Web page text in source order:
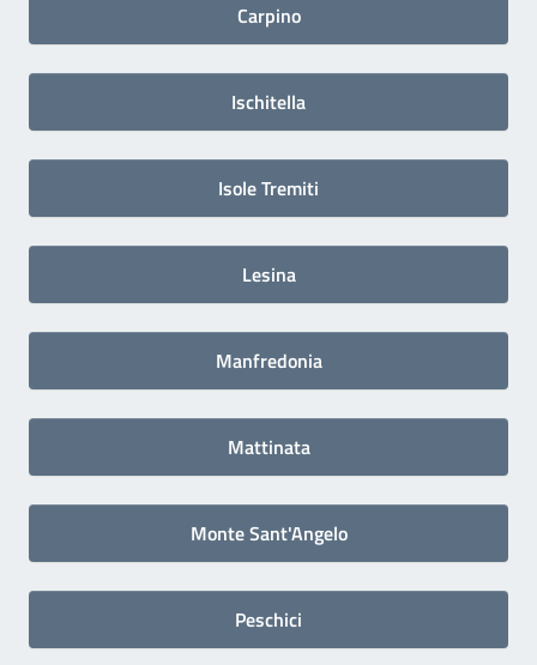
Carpino
Ischitella
Isole Tremiti
Lesina
Manfredonia
Mattinata
Monte Sant'Angelo
Peschici